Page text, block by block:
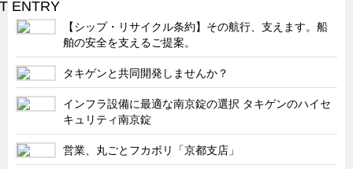
【シップ・リサイクル条約】その航行、支えます。船
舶の安全を支えるご提案。
タキゲンと共同開発しませんか？
インフラ設備に最適な南京錠の選択 タキゲンのハイセ
キュリティ南京錠
営業、丸ごとフカボリ「京都支店」